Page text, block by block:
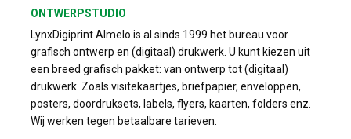
ONTWERPSTUDIO
LynxDigiprint Almelo is al sinds 1999 het bureau voor
grafisch ontwerp en (digitaal) drukwerk. U kunt kiezen uit
een breed grafisch pakket: van ontwerp tot (digitaal)
drukwerk. Zoals visitekaartjes, briefpapier, enveloppen,
posters, doordruksets, labels, flyers, kaarten, folders enz.
Wij werken tegen betaalbare tarieven.